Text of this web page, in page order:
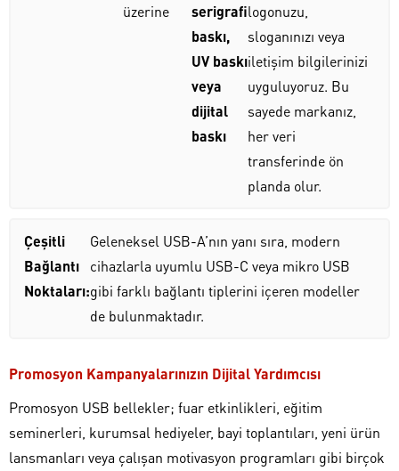
üzerine
serigrafi
baskı,
UV baskı
veya
dijital
baskı
logonuzu,
sloganınızı veya
iletişim bilgilerinizi
uyguluyoruz. Bu
sayede markanız,
her veri
transferinde ön
planda olur.
Çeşitli
Bağlantı
Noktaları:
Geleneksel USB-A’nın yanı sıra, modern
cihazlarla uyumlu USB-C veya mikro USB
gibi farklı bağlantı tiplerini içeren modeller
de bulunmaktadır.
Promosyon Kampanyalarınızın Dijital Yardımcısı
Promosyon USB bellekler; fuar etkinlikleri, eğitim
seminerleri, kurumsal hediyeler, bayi toplantıları, yeni ürün
lansmanları veya çalışan motivasyon programları gibi birçok